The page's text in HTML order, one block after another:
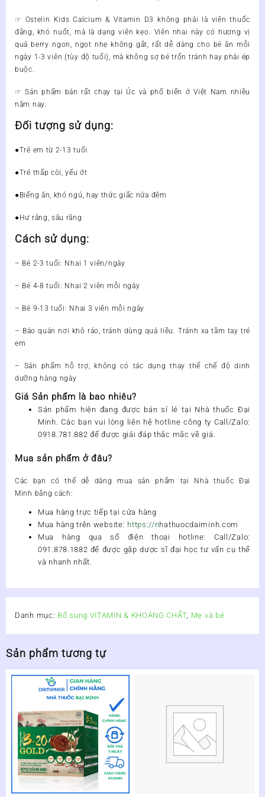
☞ Ostelin Kids Calcium & Vitamin D3
không phải là viên thuốc
đắng, khó nuốt, mà là dạng viên kẹo. Viên nhai này có hương vị
quả berry ngon, ngọt nhẹ không gắt, rất dễ dàng cho bé ăn mỗi
ngày 1-3 viên (tùy độ tuổi), mà không sợ bé trốn tránh hay phải ép
buộc.
☞Sản phẩm bán rất chạy tại Úc và phổ biến ở Việt Nam nhiều
năm nay.
Đối tượng sử dụng:
●Trẻ em từ 2-13 tuổi
●Trẻ thấp còi, yếu ớt
●Biếng ăn, khó ngủ, hay thức giấc nửa đêm
●Hư răng, sâu răng
Cách sử dụng:
– Bé 2-3 tuổi: Nhai 1 viên/ngày
– Bé 4-8 tuổi: Nhai 2 viên mỗi ngày
– Bé 9-13 tuổi: Nhai 3 viên mỗi ngày
– Bảo quản nơi khô ráo, tránh dùng quá liều. Tránh xa tầm tay trẻ
em
– Sản phẩm hỗ trợ, không có tác dụng thay thế chế độ dinh
dưỡng hàng ngày
Giá Sản phẩm là bao nhiêu?
Sản phẩm hiện đang được bán sỉ lẻ tại Nhà thuốc Đại
Minh. Các bạn vui lòng liên hệ hotline công ty Call/Zalo:
0918.781.882để được giải đáp thắc mắc về giá.
Mua sản phẩm ở đâu?
Các bạn có thể dễ dàng mua sản phẩm tại Nhà thuốc Đại
Minh bằng cách:
Mua hàng trực tiếp tại cửa hàng
Mua hàng trên website: https://nhathuocdaiminh.com
Mua hàng qua số điện thoại hotline: Call/Zalo:
091.878.1882 để được gặp dược sĩ đại học tư vấn cụ thể
và nhanh nhất.
Danh mục: Bổ sung VITAMIN & KHOÁNG CHẤT, Mẹ và bé
Sản phẩm tương tự